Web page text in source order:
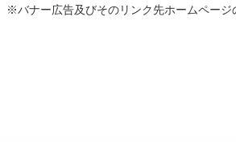
※バナー広告及びそのリンク先ホームペー